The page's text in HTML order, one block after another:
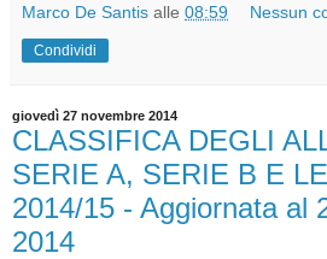
Marco De Santis alle 08:59 Nessun
Condividi
giovedì 27 novembre 2014
CLASSIFICA DEGLI
SERIE A, SERIE B E
2014/15 - Aggiornata al
2014